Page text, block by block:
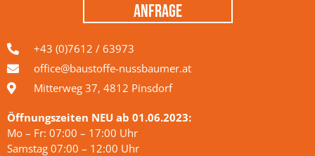
ANFRAGE
+43 (0)7612 / 63973
office@baustoffe-nussbaumer.at
Mitterweg 37, 4812 Pinsdorf
Öffnungszeiten NEU ab 01.06.2023:
Mo – Fr: 07:00 – 17:00 Uhr
Samstag 07:00 – 12:00 Uhr